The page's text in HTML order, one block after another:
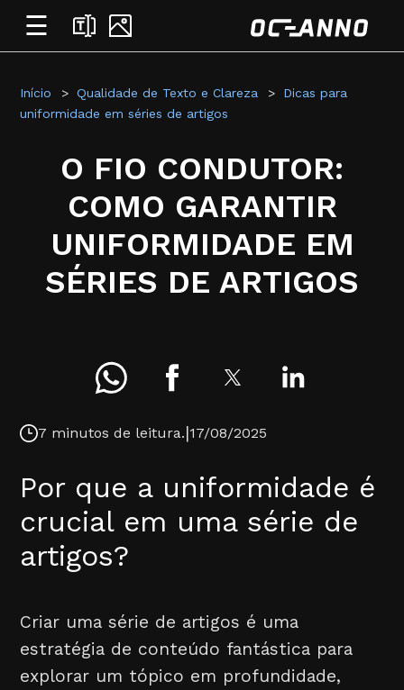
☰
Início Qualidade de Texto e Clareza
Dicas para
uniformidade em séries de artigos
O FIO CONDUTOR:
COMO GARANTIR
UNIFORMIDADE EM
SÉRIES DE ARTIGOS
7 minutos de leitura.|17/08/2025
Por que a uniformidade é
crucial em uma série de
artigos?
Criar uma série de artigos é uma
estratégia de conteúdo fantástica para
explorar um tópico em profundidade,